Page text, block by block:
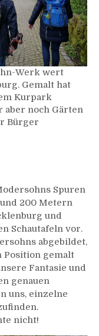
Werk wert
Gemalt hat
Kurpark
aber noch Gärten
Bürger
Spuren
200 Metern
und
Schautafeln vor.
abgebildet,
Position gemalt
Fantasie und
genauen
uns, einzelne
nicht!